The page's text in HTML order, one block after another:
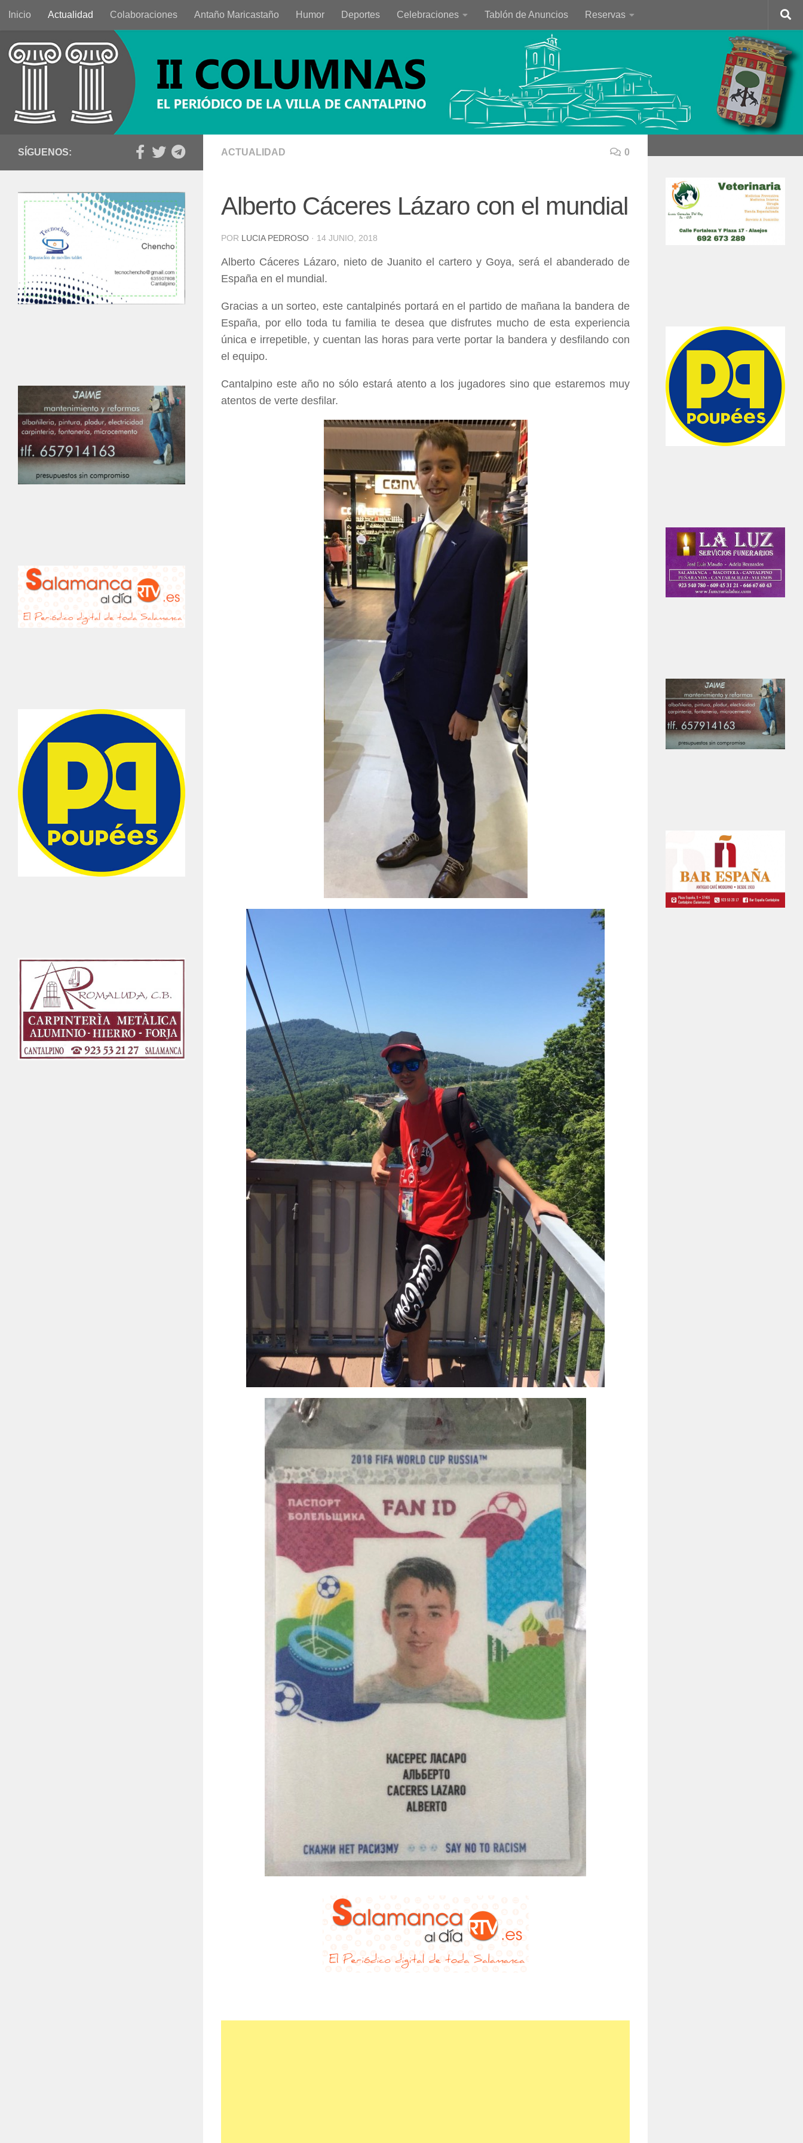
Saltar al contenido
Inicio Actualidad Colaboraciones Antaño Maricastaño Humor Deportes Celebraciones Tablón de Anuncios Reservas
ACTUALIDAD 0
Alberto Cáceres Lázaro con el mundial
POR LUCIA PEDROSO · 14 JUNIO, 2018
Alberto Cáceres Lázaro, nieto de Juanito el cartero y Goya, será el abanderado de
España en el mundial.
Gracias a un sorteo, este cantalpinés portará en el partido de mañana la bandera de
España, por ello toda tu familia te desea que disfrutes mucho de esta experiencia
única e irrepetible, y cuentan las horas para verte portar la bandera y desfilando con
el equipo.
Cantalpino este año no sólo estará atento a los jugadores sino que estaremos muy
atentos de verte desfilar.
SÍGUENOS: